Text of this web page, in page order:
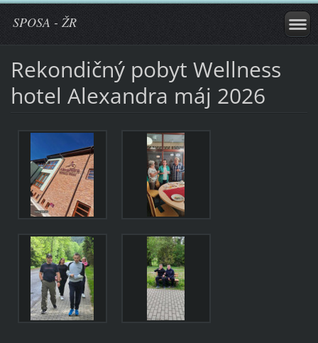
SPOSA - ŽR
Rekondičný pobyt Wellness
hotel Alexandra máj 2026